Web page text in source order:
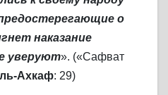
о
наказание
уверуют». («Сафват
Ахкаф: 29)